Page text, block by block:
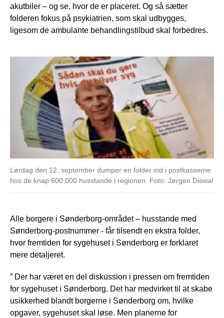
akutbiler – og se, hvor de er placeret. Og så sætter
folderen fokus på psykiatrien, som skal udbygges,
ligesom de ambulante behandlingstilbud skal forbedres.
Lørdag den 12. september dumper en folder ind i postkasserne
hos de knap 600.000 husstande i regionen. Foto: Jørgen Diswal
Alle borgere i Sønderborg-området – husstande med
Sønderborg-postnummer - får tilsendt en ekstra folder,
hvor fremtiden for sygehuset i Sønderborg er forklaret
mere detaljeret.
” Der har været en del diskussion i pressen om fremtiden
for sygehuset i Sønderborg. Det har medvirket til at skabe
usikkerhed blandt borgerne i Sønderborg om, hvilke
opgaver, sygehuset skal løse. Men planerne for